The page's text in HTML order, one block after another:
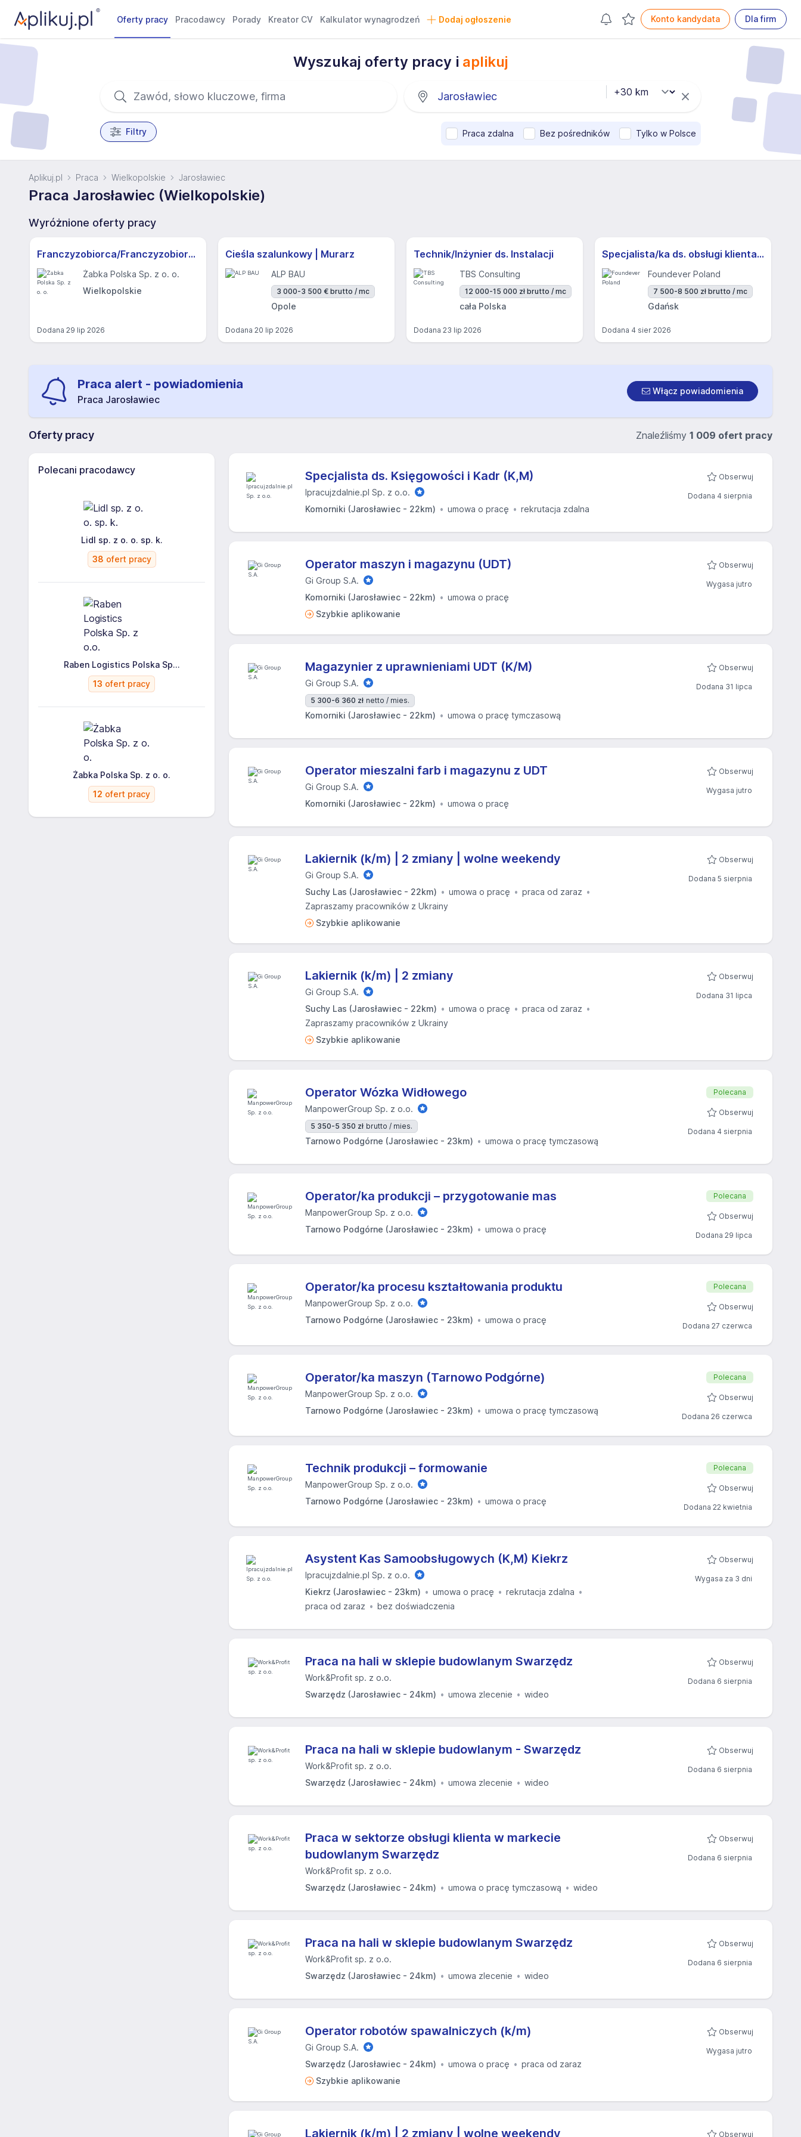
Oferty pracy Pracodawcy Porady Kreator CV Kalkulator wynagrodzeń Dodaj ogłoszenie Konto kandydata Dla firm
Wyszukaj oferty pracy i aplikuj
Filtry Praca zdalna Bez pośredników Tylko w Polsce
Aplikuj.pl Praca Wielkopolskie Jarosławiec
Praca Jarosławiec (Wielkopolskie)
Wyróżnione oferty pracy
Franczyzobiorca/Franczyzobiorczyni sklepu Żabka
Żabka Polska Sp. z o. o.
Wielkopolskie
Dodana 29 lip 2026
Cieśla szalunkowy | Murarz
ALP BAU
3 000-3 500 € brutto / mc
Opole
Dodana 20 lip 2026
Technik/Inżynier ds. Instalacji
TBS Consulting
12 000-15 000 zł brutto / mc
cała Polska
Dodana 23 lip 2026
Specjalista/ka ds. obsługi klienta z j.niemieckim
Foundever Poland
7 500-8 500 zł brutto / mc
Gdańsk
Dodana 4 sier 2026
Praca alert - powiadomienia
Praca Jarosławiec
Włącz powiadomienia
Oferty pracy Znaleźliśmy 1 009 ofert pracy
Polecani pracodawcy
Lidl sp. z o. o. sp. k.
38 ofert pracy
Raben Logistics Polska Sp...
13 ofert pracy
Żabka Polska Sp. z o. o.
12 ofert pracy
Specjalista ds. Księgowości i Kadr (K,M)
Ipracujzdalnie.pl Sp. z o.o.
Komorniki (Jarosławiec - 22km)
umowa o pracę rekrutacja zdalna
Obserwuj
Dodana 4 sierpnia
Operator maszyn i magazynu (UDT)
Gi Group S.A.
Komorniki (Jarosławiec - 22km)
umowa o pracę
Szybkie aplikowanie
Obserwuj
Wygasa jutro
Magazynier z uprawnieniami UDT (K/M)
Gi Group S.A.
5 300-6 360 zł netto / mies.
Komorniki (Jarosławiec - 22km) umowa o pracę tymczasową
Obserwuj
Dodana 31 lipca
Operator mieszalni farb i magazynu z UDT
Gi Group S.A.
Komorniki (Jarosławiec - 22km)
umowa o pracę
Obserwuj
Wygasa jutro
Lakiernik (k/m) | 2 zmiany | wolne weekendy
Gi Group S.A.
Suchy Las (Jarosławiec - 22km)
umowa o pracę
praca od zaraz
Zapraszamy pracowników z Ukrainy
Szybkie aplikowanie
Obserwuj
Dodana 5 sierpnia
Lakiernik (k/m) | 2 zmiany
Gi Group S.A.
Suchy Las (Jarosławiec - 22km)
umowa o pracę
praca od zaraz
Zapraszamy pracowników z Ukrainy
Szybkie aplikowanie
Obserwuj
Dodana 31 lipca
Operator Wózka Widłowego
ManpowerGroup Sp. z o.o.
5 350-5 350 zł brutto / mies.
Tarnowo Podgórne (Jarosławiec - 23km) umowa o pracę tymczasową
Polecana
Obserwuj
Dodana 4 sierpnia
Operator/ka produkcji – przygotowanie mas
ManpowerGroup Sp. z o.o.
Tarnowo Podgórne (Jarosławiec - 23km)
umowa o pracę
Polecana
Obserwuj
Dodana 29 lipca
Operator/ka procesu kształtowania produktu
ManpowerGroup Sp. z o.o.
Tarnowo Podgórne (Jarosławiec - 23km)
umowa o pracę
Polecana
Obserwuj
Dodana 27 czerwca
Operator/ka maszyn (Tarnowo Podgórne)
ManpowerGroup Sp. z o.o.
Tarnowo Podgórne (Jarosławiec - 23km)
umowa o pracę tymczasową
Polecana
Obserwuj
Dodana 26 czerwca
Technik produkcji – formowanie
ManpowerGroup Sp. z o.o.
Tarnowo Podgórne (Jarosławiec - 23km)
umowa o pracę
Polecana
Obserwuj
Dodana 22 kwietnia
Asystent Kas Samoobsługowych (K,M) Kiekrz
Ipracujzdalnie.pl Sp. z o.o.
Kiekrz (Jarosławiec - 23km)
umowa o pracę
rekrutacja zdalna
praca od zaraz
bez doświadczenia
Obserwuj
Wygasa za 3 dni
Praca na hali w sklepie budowlanym Swarzędz
Work&Profit sp. z o.o.
Swarzędz (Jarosławiec - 24km)
umowa zlecenie wideo
Obserwuj
Dodana 6 sierpnia
Praca na hali w sklepie budowlanym - Swarzędz
Work&Profit sp. z o.o.
Swarzędz (Jarosławiec - 24km)
umowa zlecenie wideo
Obserwuj
Dodana 6 sierpnia
Praca w sektorze obsługi klienta w markecie
budowlanym Swarzędz
Work&Profit sp. z o.o.
Swarzędz (Jarosławiec - 24km)
umowa o pracę tymczasową wideo
Obserwuj
Dodana 6 sierpnia
Praca na hali w sklepie budowlanym Swarzędz
Work&Profit sp. z o.o.
Swarzędz (Jarosławiec - 24km)
umowa zlecenie wideo
Obserwuj
Dodana 6 sierpnia
Operator robotów spawalniczych (k/m)
Gi Group S.A.
Swarzędz (Jarosławiec - 24km)
umowa o pracę
praca od zaraz
Szybkie aplikowanie
Obserwuj
Wygasa jutro
Lakiernik (k/m) | 2 zmiany | wolne weekendy Obserwuj